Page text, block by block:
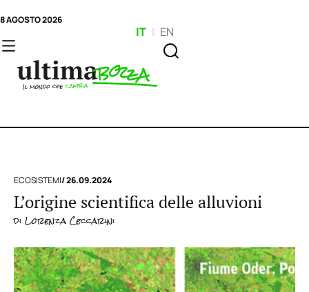
8 AGOSTO 2026
IT | EN
ECOSISTEMI/ 26.09.2024
L’origine scientifica delle alluvioni
di Lorenza Ceccarini